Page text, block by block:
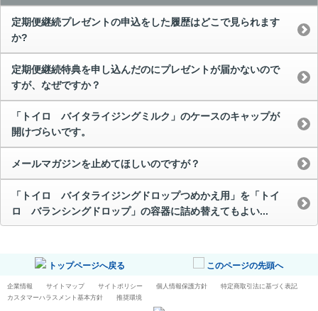
定期便継続プレゼントの申込をした履歴はどこで見られます
か?
定期便継続特典を申し込んだのにプレゼントが届かないので
すが、なぜですか？
「トイロ バイタライジングミルク」のケースのキャップが
開けづらいです。
メールマガジンを止めてほしいのですが？
「トイロ バイタライジングドロップつめかえ用」を「トイ
ロ バランシングドロップ」の容器に詰め替えてもよい...
トップページへ戻る このページの先頭へ
企業情報 サイトマップ サイトポリシー 個人情報保護方針
特定商取引法に基づく表記
カスタマーハラスメント基本方針
推奨環境